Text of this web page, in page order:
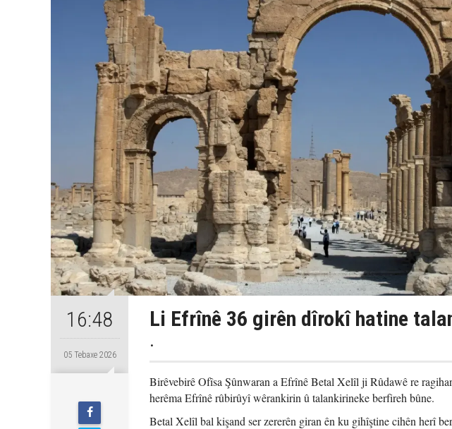
16:48
05 Tebaxe 2026
Li Efrînê 36 girên dîrokî hatine
.
Birêvebirê Ofîsa Şûnwaran a Efrînê Betal Xelîl ji Rûdawê re
herêma Efrînê rûbirûyî wêrankirin û talankirineke berfireh bûne.
Betal Xelîl bal kişand ser zererên giran ên ku gihîştine cihên herî